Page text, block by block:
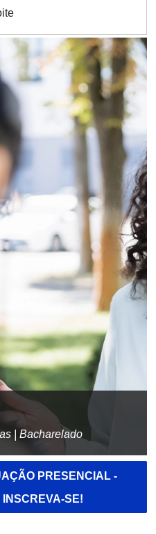
| Bacharelado
PRESENCIAL -
SE!